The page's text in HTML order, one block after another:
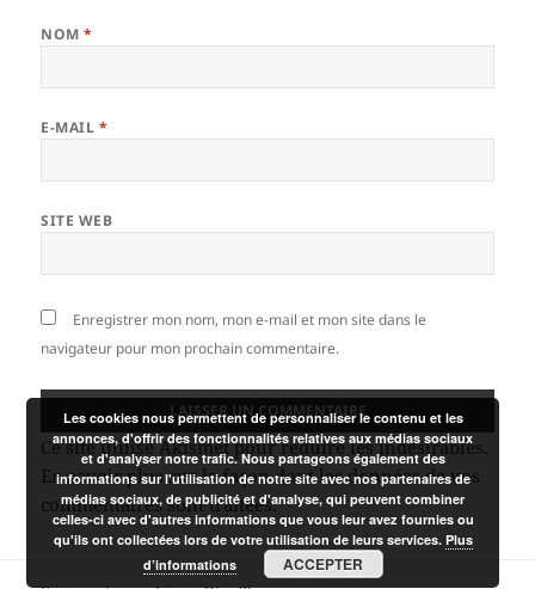
NOM*
E-MAIL *
SITE WEB
Enregistrer mon nom, mon e-mail et mon site dans le
navigateur pour mon prochain commentaire.
Ce site utilise Akismet pour réduire les indésirables.
En savoir plus sur la façon dont les données de vos
commentaires sont traitées.
Les cookies nous permettent de personnaliser le contenu et les
annonces, d'offrir des fonctionnalités relatives aux médias sociaux
et d'analyser notre trafic. Nous partageons également des
informations sur l'utilisation de notre site avec nos partenaires de
médias sociaux, de publicité et d'analyse, qui peuvent combiner
celles-ci avec d'autres informations que vous leur avez fournies ou
qu'ils ont collectées lors de votre utilisation de leurs services. Plus
d’informations
ACCEPTER